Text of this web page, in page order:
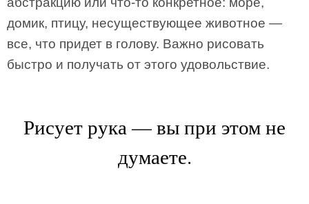
домик, птицу, несуществующее животное —
все, что придет в голову. Важно рисовать
быстро и получать от этого удовольствие.
Рисует рука — вы при этом не
думаете.